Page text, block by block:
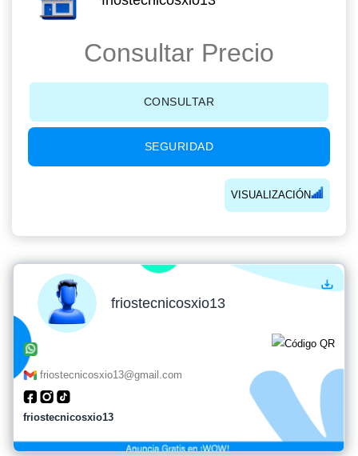
Consultar Precio
CONSULTAR
SEGURIDAD
VISUALIZACIÓN
friostecnicosxio13
friostecnicosxio13@gmail.com
friostecnicosxio13